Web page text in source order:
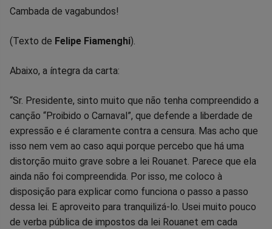
Cambada de vagabundos!
(Texto de Felipe Fiamenghi).
Abaixo, a íntegra da carta:
“Sr. Presidente, sinto muito que não tenha compreendido a
canção “Proibido o Carnaval”, que defende a liberdade de
expressão e é claramente contra a censura. Mas acho que
isso nem vem ao caso aqui porque percebo que há uma
distorção muito grave sobre a lei Rouanet. Parece que ela
ainda não foi compreendida. Por isso, me coloco à
disposição para explicar como funciona o passo a passo
dessa lei. E aproveito para tranquilizá-lo. Usei muito pouco
de verba pública de impostos da lei Rouanet em cada